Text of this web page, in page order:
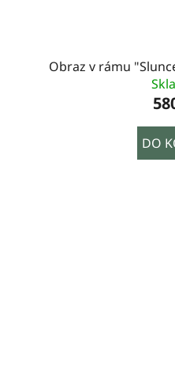
Obraz v rámu
DO